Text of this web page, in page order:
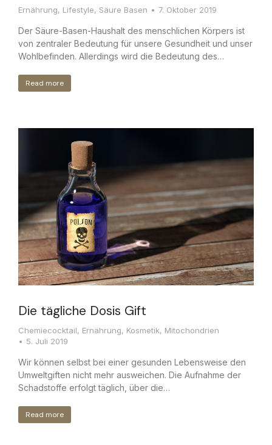
Ernährung, Lifestyle, Säure Basen 7. Oktober 2019
Der Säure-Basen-Haushalt des menschlichen Körpers ist
von zentraler Bedeutung für unsere Gesundheit und unser
Wohlbefinden. Allerdings wird die Bedeutung des…
Read more
Die tägliche Dosis Gift
Chemiecocktail, Ernährung, Kosmetik, Mitochondrien
5. Juli 2019
Wir können selbst bei einer gesunden Lebensweise den
Umweltgiften nicht mehr ausweichen. Die Aufnahme der
Schadstoffe erfolgt täglich, über die…
Read more